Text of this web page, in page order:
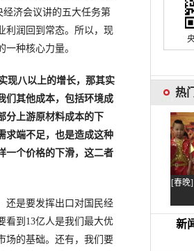
经济会议讲的五大任务第
利润回到常态。所以，现
种核心力量。
现八以上的增长，那其实
们其他成本，包括环境成
分上游原材料成本的下
求端不足，也是造成这种
一个价格的下滑，这二者
是要发挥出口对国民经
看到13亿人是我们最大优
场的基础。还有，我们要